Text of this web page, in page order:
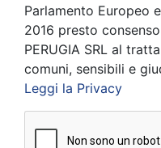
Parlamento Europeo
2016 presto
PERUGIA SRL al
comuni, sensibili e
Leggi la Privacy